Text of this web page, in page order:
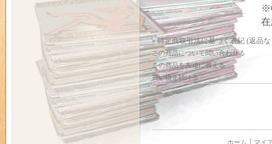
» 特定商取引法に基づく表記 (返品
この商品について問い合わせる
この商品を友達に教える
買い物を続ける
ホーム マイ